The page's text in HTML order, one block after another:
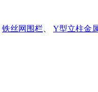
铁丝网围栏
Y型立柱金